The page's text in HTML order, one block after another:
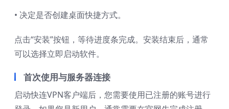
• 决定是否创建桌面快捷方式。
点击“安装”按钮，等待进度条完成。安装结束后，通常
可以选择立即启动软件。
首次使用与服务器连接
启动快连VPN客户端后，您需要使用已注册的账号进行